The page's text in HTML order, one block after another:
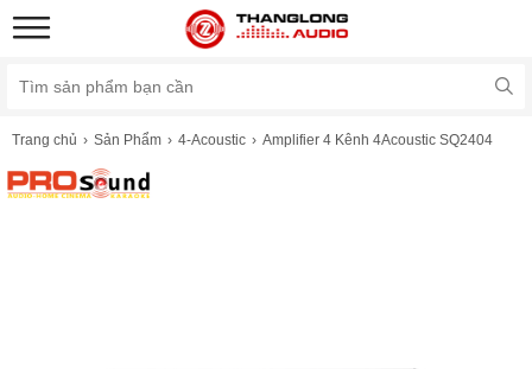
Trang chủ Sản Phẩm 4-Acoustic Amplifier 4 Kênh 4Acoustic SQ2404